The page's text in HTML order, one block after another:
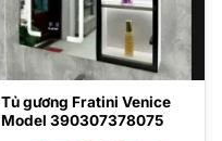
Tủ gương Fratini Venice
Model 390307378075